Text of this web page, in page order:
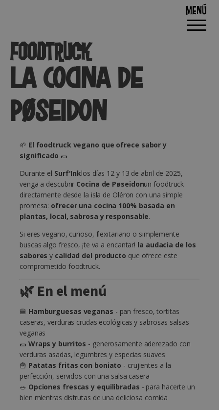
MENÚ
FOODTRUCK
LA COCINA DE
PØSEIDON
🌱 El foodtruck vegano que ofrece sabor y
significado 🌯
Durante el Surf'Inklos días 12 y 13 de abril de 2025,
venga a descubrir Cocina de Pøseidonun foodtruck
directamente desde la isla de Oléron con una simple
promesa: ofrecer una cocina 100% basada en
plantas, local, sabrosa y responsable.
Si eres vegano, curioso, flexitariano o simplemente
buscas algo fresco, ¡te va a encantar! la audacia de los
sabores y calidad del producto que ofrece este
comprometido foodtruck.
🌿 En el menú
🍔 Hamburguesas veganas - pan fresco, tortitas
caseras, verduras crudas ecológicas y sabrosas salsas
veganas
🌯 Wraps y burritos - generosamente aderezado con
verduras asadas, legumbres y especias suaves
🍟 Patatas fritas con boniato - crujientes a la
perfección, servidos con una salsa casera
🥗 Opciones frescas y equilibradas - para hacerte un
bien mientras disfrutas de una deliciosa comida